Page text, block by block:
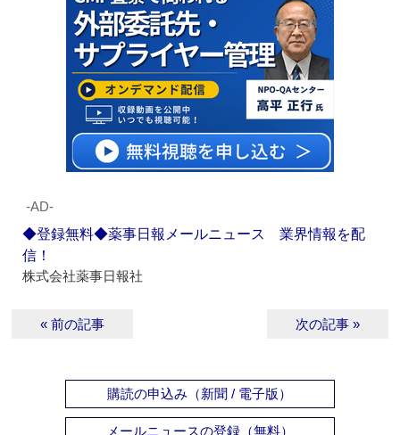
‐AD‐
◆登録無料◆薬事日報メールニュース 業界情報を配
信！
株式会社薬事日報社
« 前の記事 次の記事 »
購読の申込み（新聞 / 電子版）
メールニュースの登録（無料）